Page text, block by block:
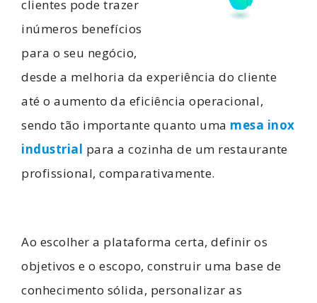
clientes pode trazer
inúmeros benefícios
para o seu negócio,
desde a melhoria da experiência do cliente
até o aumento da eficiência operacional,
sendo tão importante quanto uma mesa inox
industrial para a cozinha de um restaurante
profissional, comparativamente.
Ao escolher a plataforma certa, definir os
objetivos e o escopo, construir uma base de
conhecimento sólida, personalizar as